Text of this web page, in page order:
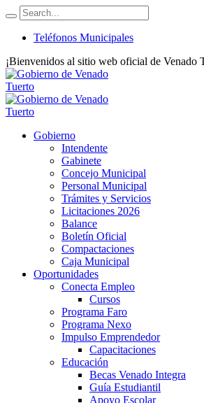
Teléfonos Municipales
¡Bienvenidos al sitio web oficial de Venado
Gobierno
Intendente
Gabinete
Concejo Municipal
Personal Municipal
Trámites y Servicios
Licitaciones 2026
Balance
Boletín Oficial
Compactaciones
Caja Municipal
Oportunidades
Conecta Empleo
Cursos
Programa Faro
Programa Nexo
Impulso Emprendedor
Capacitaciones
Educación
Becas Venado Integra
Guía Estudiantil
Apoyo Escolar